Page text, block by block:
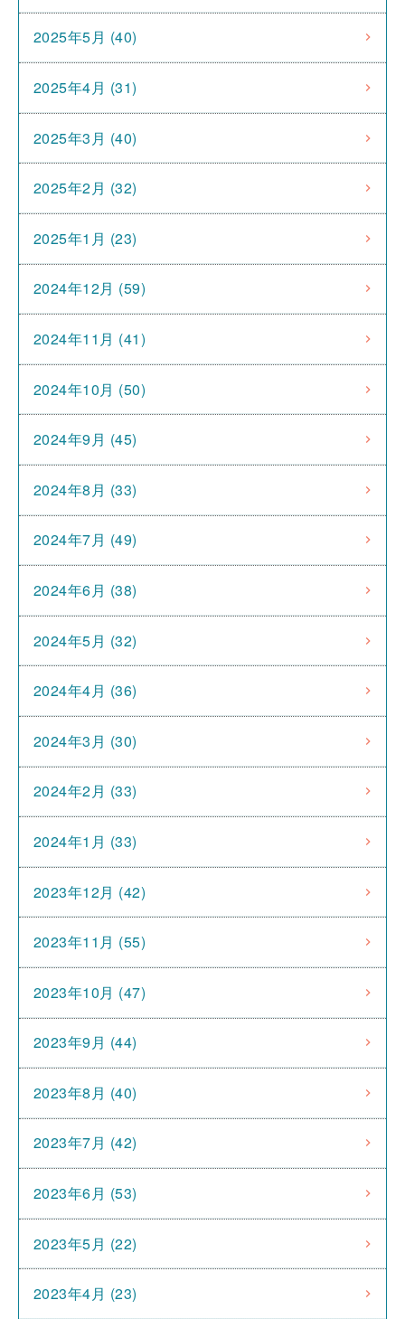
2025年5月 (40)
2025年4月 (31)
2025年3月 (40)
2025年2月 (32)
2025年1月 (23)
2024年12月 (59)
2024年11月 (41)
2024年10月 (50)
2024年9月 (45)
2024年8月 (33)
2024年7月 (49)
2024年6月 (38)
2024年5月 (32)
2024年4月 (36)
2024年3月 (30)
2024年2月 (33)
2024年1月 (33)
2023年12月 (42)
2023年11月 (55)
2023年10月 (47)
2023年9月 (44)
2023年8月 (40)
2023年7月 (42)
2023年6月 (53)
2023年5月 (22)
2023年4月 (23)